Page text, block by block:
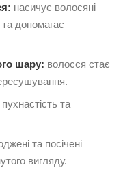
насичує волосяні
допомагає
шару: волосся стає
та
та посічені
вигляду.